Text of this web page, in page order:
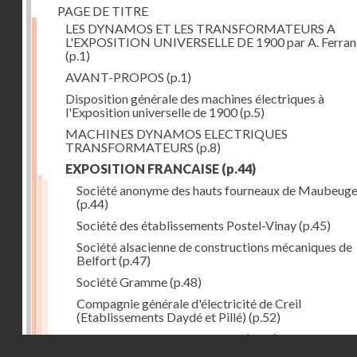
PAGE DE TITRE
LES DYNAMOS ET LES TRANSFORMATEURS A
L'EXPOSITION UNIVERSELLE DE 1900 par A.
(p.1)
AVANT-PROPOS (p.1)
Disposition générale des machines électriques à
l'Exposition universelle de 1900(p.5)
MACHINES DYNAMOS ELECTRIQUES
TRANSFORMATEURS (p.8)
EXPOSITION FRANCAISE (p.44)
Société anonyme des hauts fourneaux de Maubeuge
(p.44)
Société des établissements Postel-Vinay(p.45)
Société alsacienne de constructions mécaniques de
Belfort(p.47)
Société Gramme(p.48)
Compagnie générale d'électricité de Creil
(Etablissements Daydé et Pillé) (p.52)
Compagnie générale de Nancy(p.52)